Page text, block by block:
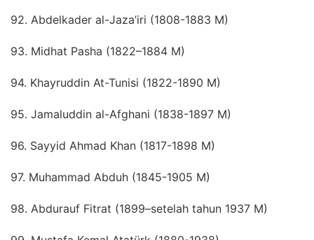
92. Abdelkader al-Jaza’iri (1808-1883 M)
93. Midhat Pasha (1822–1884 M)
94. Khayruddin At-Tunisi (1822-1890 M)
95. Jamaluddin al-Afghani (1838-1897 M)
96. Sayyid Ahmad Khan (1817-1898 M)
97. Muhammad Abduh (1845-1905 M)
98. Abdurauf Fitrat (1899–setelah tahun 1937 M)